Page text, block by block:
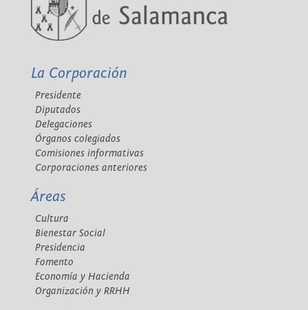
La Corporación
Presidente
Diputados
Delegaciones
Órganos colegiados
Comisiones informativas
Corporaciones anteriores
Áreas
Cultura
Bienestar Social
Presidencia
Fomento
Economía y Hacienda
Organización y RRHH